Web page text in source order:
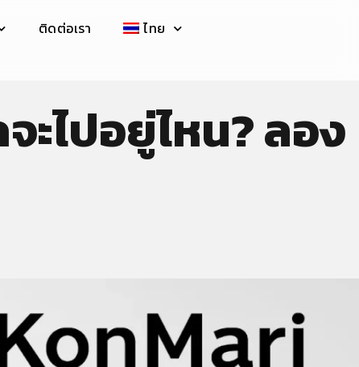
ติดต่อเรา ไทย
ไปอยู่ไหน? ลอง